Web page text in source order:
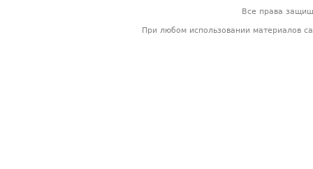
Все права
При любом использовании материалов